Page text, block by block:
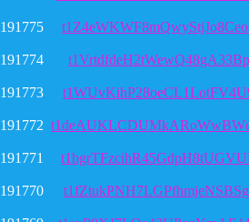
191775
191774
191773
191772
191771
191770